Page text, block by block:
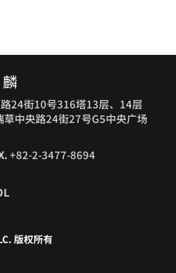
24街10号316塔13层、14层
中央路24街27号G5中央广场
+82-2-3477-8694
版权所有